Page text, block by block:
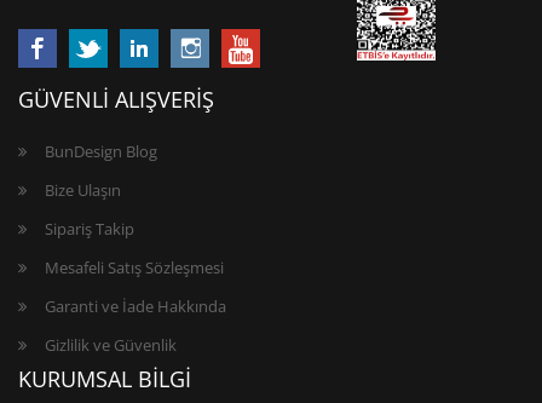
GÜVENLİ ALIŞVERİŞ
BunDesign Blog
Bize Ulaşın
Sipariş Takip
Mesafeli Satış Sözleşmesi
Garanti ve İade Hakkında
Gizlilik ve Güvenlik
KURUMSAL BİLGİ